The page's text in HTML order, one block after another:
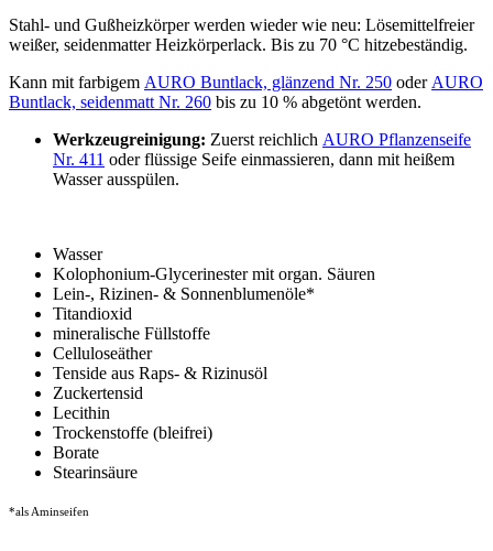
257
Menge
Stahl- und Gußheizkörper werden wieder wie neu: Lösemittelfreier
weißer, seidenmatter Heizkörperlack. Bis zu 70 °C hitzebeständig.
Kann mit farbigem AURO Buntlack, glänzend Nr. 250 oder AURO
Buntlack, seidenmatt Nr. 260 bis zu 10 % abgetönt werden.
Werkzeugreinigung: Zuerst reichlich AURO Pflanzenseife
Nr. 411 oder flüssige Seife einmassieren, dann mit heißem
Wasser ausspülen.
Wasser
Kolophonium-Glycerinester mit organ. Säuren
Lein-, Rizinen- & Sonnenblumenöle*
Titandioxid
mineralische Füllstoffe
Celluloseäther
Tenside aus Raps- & Rizinusöl
Zuckertensid
Lecithin
Trockenstoffe (bleifrei)
Borate
Stearinsäure
*als Aminseifen